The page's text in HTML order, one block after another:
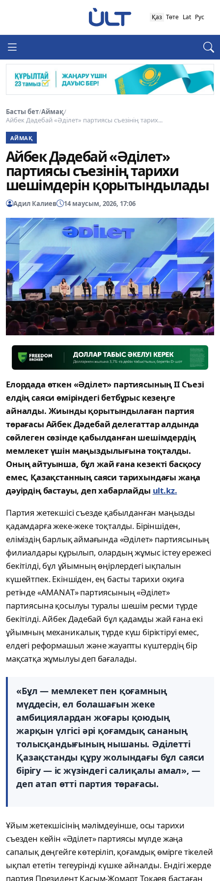
Қаз Төте Lat Рус
Басты бет/Аймақ/
Айбек Дәдебай «Әділет» партиясы съезінің тарих...
АЙМАҚ
Айбек Дәдебай «Әділет»
партиясы съезінің тарихи
шешімдерін қорытындылады
Адил Калиев 14 маусым, 2026, 17:06
Елордада өткен «Әділет» партиясының II Съезі
елдің саяси өміріндегі бетбұрыс кезеңге
айналды. Жиынды қорытындылаған партия
төрағасы Айбек Дәдебай делегаттар алдында
сөйлеген сөзінде қабылданған шешімдердің
мемлекет үшін маңыздылығына тоқталды.
Оның айтуынша, бұл жай ғана кезекті басқосу
емес, Қазақстанның саяси тарихындағы жаңа
дәуірдің бастауы, деп хабарлайды ult.kz.
Партия жетекшісі съезде қабылданған маңызды
қадамдарға жеке-жеке тоқталды. Біріншіден,
еліміздің барлық аймағында «Әділет» партиясының
филиалдары құрылып, олардың жұмыс істеу ережесі
бекітілді, бұл ұйымның өңірлердегі ықпалын
күшейтпек. Екіншіден, ең басты тарихи оқиға
ретінде «AMANAT» партиясының «Әділет»
партиясына қосылуы туралы шешім ресми түрде
бекітілді. Айбек Дәдебай бұл қадамды жай ғана екі
ұйымның механикалық түрде күш біріктіруі емес,
елдегі реформашыл және жауапты күштердің бір
мақсатқа жұмылуы деп бағалады.
«Бұл — мемлекет пен қоғамның
мүддесін, ел болашағын жеке
амбициялардан жоғары қоюдың
жарқын үлгісі әрі қоғамдық сананың
толысқандығының нышаны. Әділетті
Қазақстанды құру жолындағы бұл саяси
бірігу — іс жүзіндегі салиқалы амал», —
деп атап өтті партия төрағасы.
Ұйым жетекшісінің мәлімдеуінше, осы тарихи
съезден кейін «Әділет» партиясы мүлде жаңа
сапалық деңгейге көтеріліп, қоғамдық өмірге тікелей
ықпал ететін тегеурінді күшке айналды. Ендігі жерде
партия Президент Қасым-Жомарт Тоқаев бастаған